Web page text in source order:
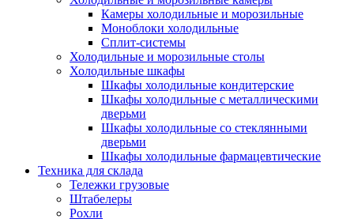
Камеры холодильные и морозильные
Моноблоки холодильные
Сплит-системы
Холодильные и морозильные столы
Холодильные шкафы
Шкафы холодильные кондитерские
Шкафы холодильные с металлическими
дверьми
Шкафы холодильные со стеклянными
дверьми
Шкафы холодильные фармацевтические
Техника для склада
Тележки грузовые
Штабелеры
Рохли